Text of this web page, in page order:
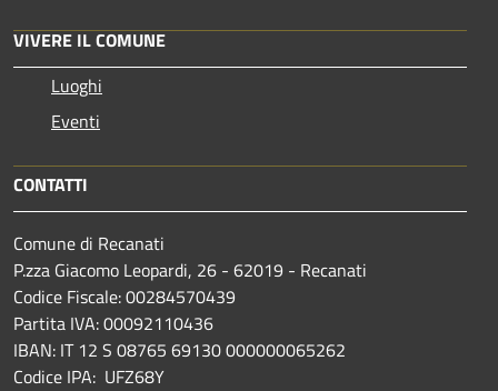
VIVERE IL COMUNE
Luoghi
Eventi
CONTATTI
Comune di Recanati
P.zza Giacomo Leopardi, 26 - 62019 - Recanati
Codice Fiscale: 00284570439
Partita IVA: 00092110436
IBAN: IT 12 S 08765 69130 000000065262
Codice IPA: UFZ68Y